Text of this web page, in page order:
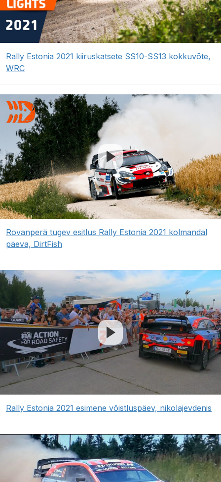
Rally Estonia 2021 kiiruskatsete SS10-SS13 kokkuvõte,
WRC
Rovanperä tugev esitlus Rally Estonia 2021 kolmandal
päeva, DirtFish
Rally Estonia 2021 esimene võistluspäev, nikolajevdenis